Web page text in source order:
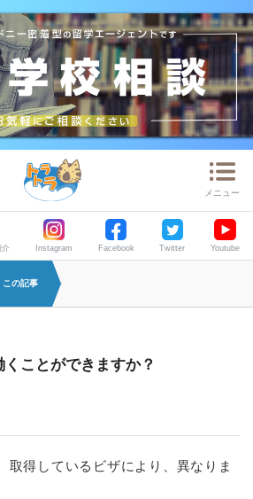
メニュー
介 Instagram Facebook Twitter Youtube
この記事
ことができますか？
取得しているビザにより、異なりま